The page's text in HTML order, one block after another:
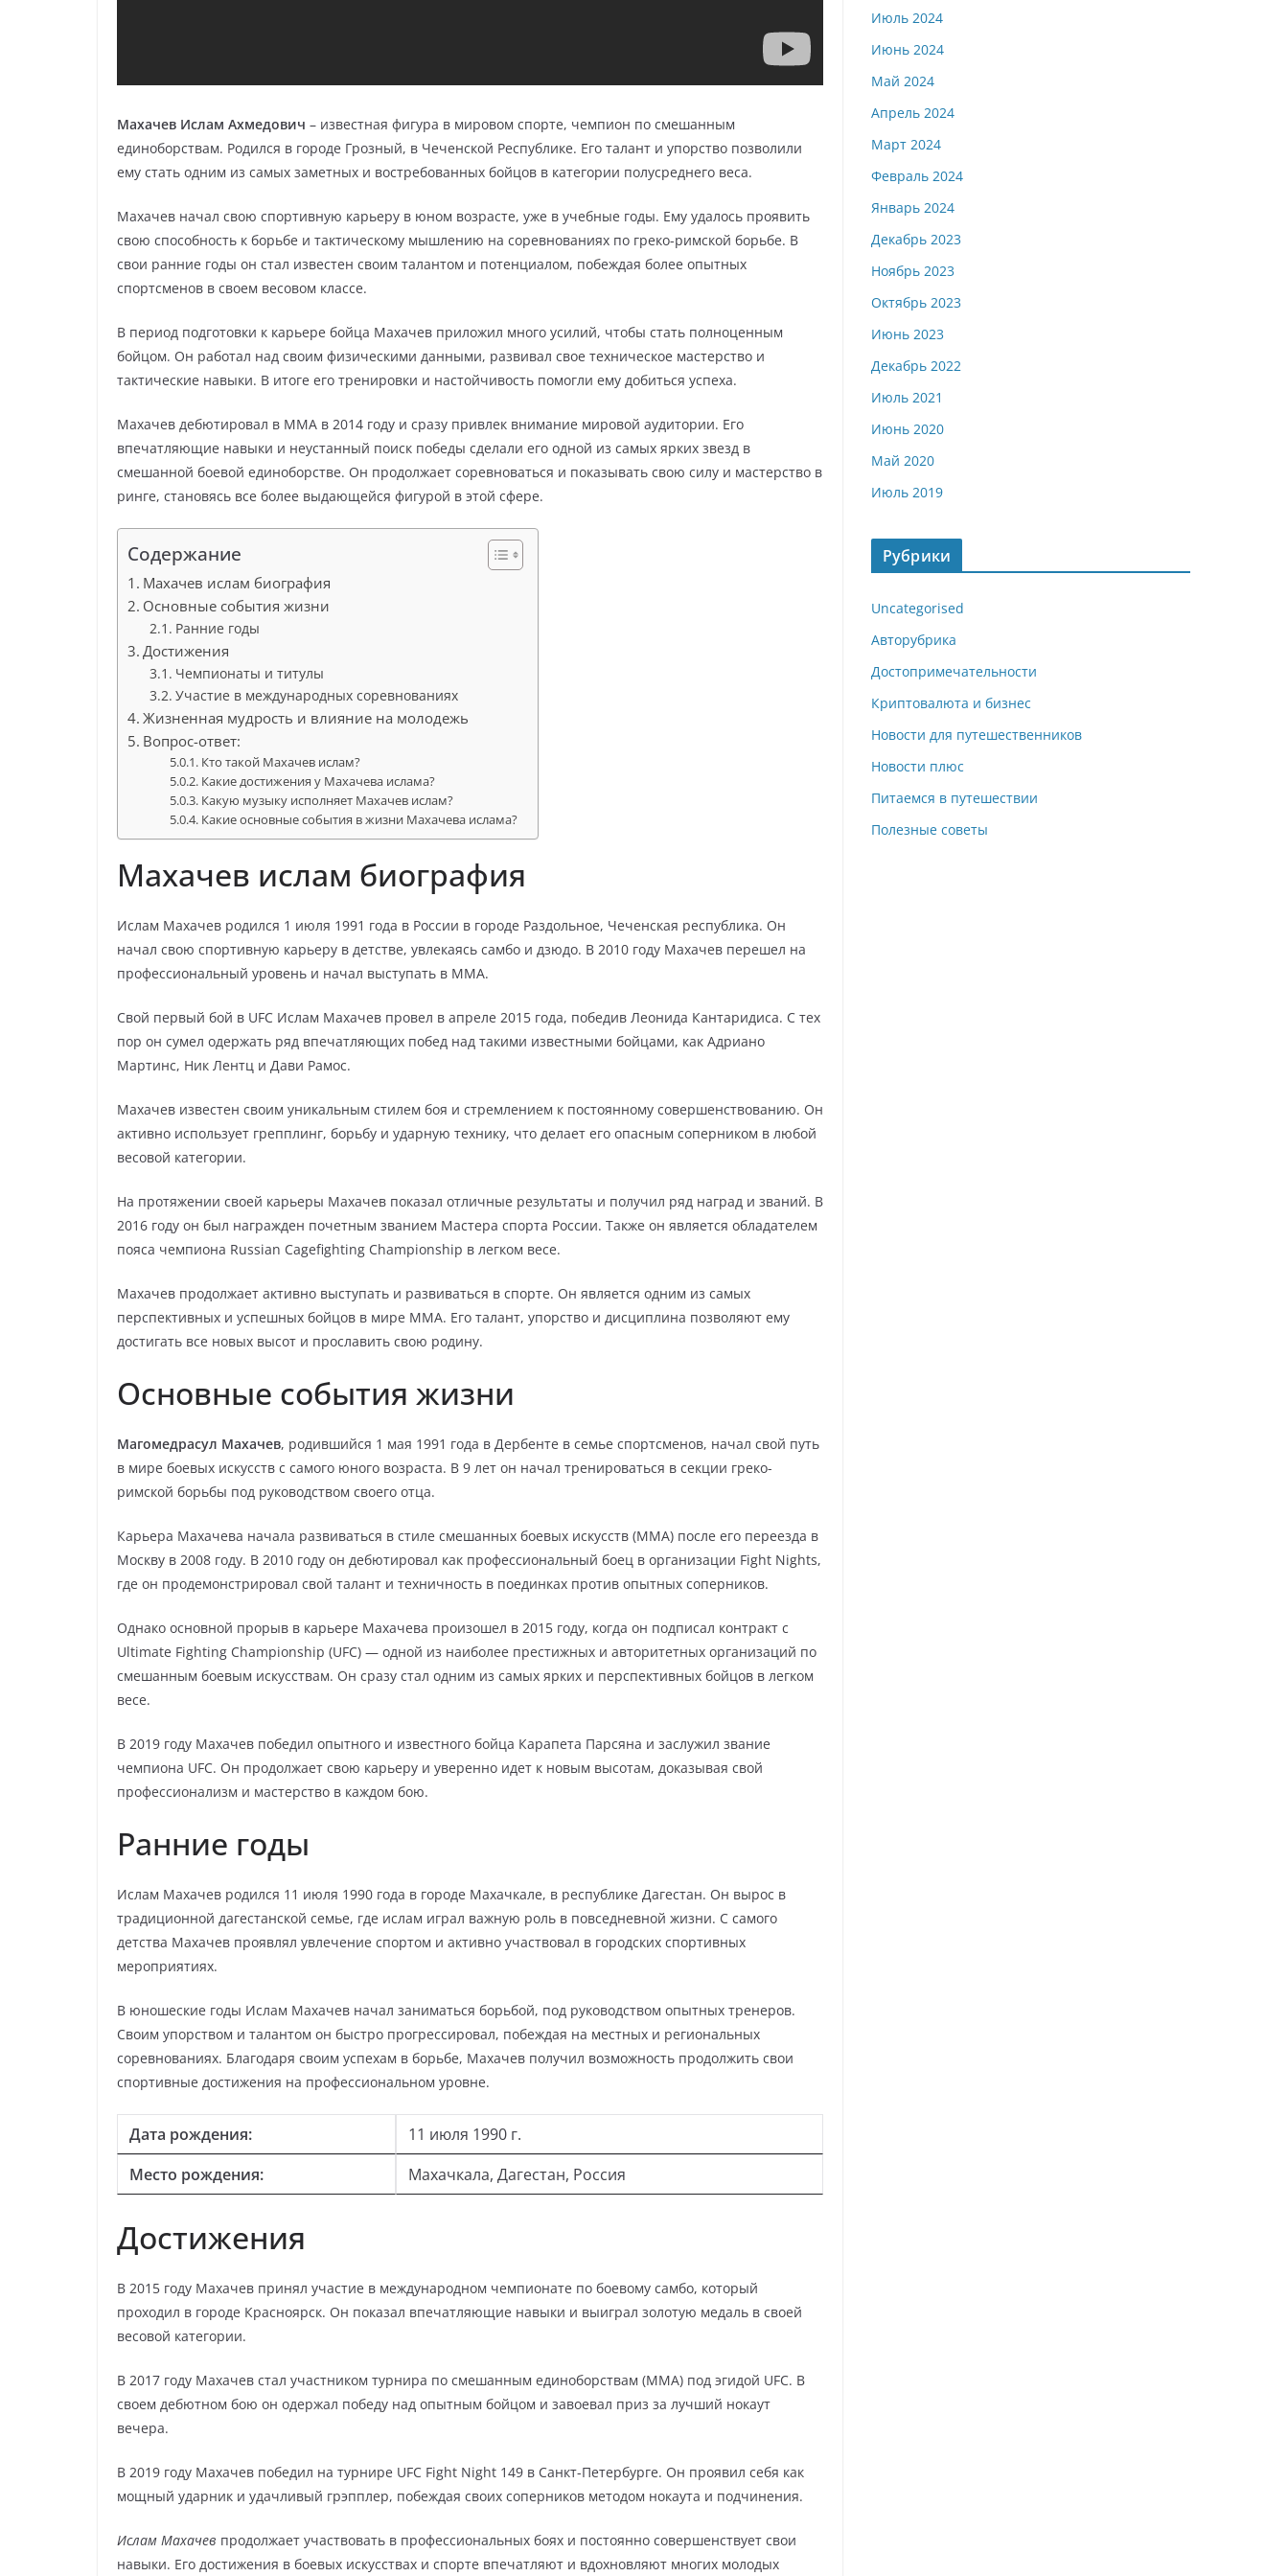
Махачев Ислам Ахмедович – известная фигура в мировом спорте, чемпион по смешанным
единоборствам. Родился в городе Грозный, в Чеченской Республике. Его талант и упорство позволили
ему стать одним из самых заметных и востребованных бойцов в категории полусреднего веса.
Махачев начал свою спортивную карьеру в юном возрасте, уже в учебные годы. Ему удалось проявить
свою способность к борьбе и тактическому мышлению на соревнованиях по греко-римской борьбе. В
свои ранние годы он стал известен своим талантом и потенциалом, побеждая более опытных
спортсменов в своем весовом классе.
В период подготовки к карьере бойца Махачев приложил много усилий, чтобы стать полноценным
бойцом. Он работал над своим физическими данными, развивал свое техническое мастерство и
тактические навыки. В итоге его тренировки и настойчивость помогли ему добиться успеха.
Махачев дебютировал в ММА в 2014 году и сразу привлек внимание мировой аудитории. Его
впечатляющие навыки и неустанный поиск победы сделали его одной из самых ярких звезд в
смешанной боевой единоборстве. Он продолжает соревноваться и показывать свою силу и мастерство в
ринге, становясь все более выдающейся фигурой в этой сфере.
Содержание
Махачев ислам биография
Основные события жизни
Ранние годы
Достижения
Чемпионаты и титулы
Участие в международных соревнованиях
Жизненная мудрость и влияние на молодежь
Вопрос-ответ:
Кто такой Махачев ислам?
Какие достижения у Махачева ислама?
Какую музыку исполняет Махачев ислам?
Какие основные события в жизни Махачева ислама?
Махачев ислам биография
Ислам Махачев родился 1 июля 1991 года в России в городе Раздольное, Чеченская республика. Он
начал свою спортивную карьеру в детстве, увлекаясь самбо и дзюдо. В 2010 году Махачев перешел на
профессиональный уровень и начал выступать в ММА.
Свой первый бой в UFC Ислам Махачев провел в апреле 2015 года, победив Леонида Кантаридиса. С тех
пор он сумел одержать ряд впечатляющих побед над такими известными бойцами, как Адриано
Мартинс, Ник Лентц и Дави Рамос.
Махачев известен своим уникальным стилем боя и стремлением к постоянному совершенствованию. Он
активно использует грепплинг, борьбу и ударную технику, что делает его опасным соперником в любой
весовой категории.
На протяжении своей карьеры Махачев показал отличные результаты и получил ряд наград и званий. В
2016 году он был награжден почетным званием Мастера спорта России. Также он является обладателем
пояса чемпиона Russian Cagefighting Championship в легком весе.
Махачев продолжает активно выступать и развиваться в спорте. Он является одним из самых
перспективных и успешных бойцов в мире ММА. Его талант, упорство и дисциплина позволяют ему
достигать все новых высот и прославить свою родину.
Основные события жизни
Магомедрасул Махачев, родившийся 1 мая 1991 года в Дербенте в семье спортсменов, начал свой путь
в мире боевых искусств с самого юного возраста. В 9 лет он начал тренироваться в секции греко-
римской борьбы под руководством своего отца.
Карьера Махачева начала развиваться в стиле смешанных боевых искусств (MMA) после его переезда в
Москву в 2008 году. В 2010 году он дебютировал как профессиональный боец в организации Fight Nights,
где он продемонстрировал свой талант и техничность в поединках против опытных соперников.
Однако основной прорыв в карьере Махачева произошел в 2015 году, когда он подписал контракт с
Ultimate Fighting Championship (UFC) — одной из наиболее престижных и авторитетных организаций по
смешанным боевым искусствам. Он сразу стал одним из самых ярких и перспективных бойцов в легком
весе.
В 2019 году Махачев победил опытного и известного бойца Карапета Парсяна и заслужил звание
чемпиона UFC. Он продолжает свою карьеру и уверенно идет к новым высотам, доказывая свой
профессионализм и мастерство в каждом бою.
Ранние годы
Ислам Махачев родился 11 июля 1990 года в городе Махачкале, в республике Дагестан. Он вырос в
традиционной дагестанской семье, где ислам играл важную роль в повседневной жизни. С самого
детства Махачев проявлял увлечение спортом и активно участвовал в городских спортивных
мероприятиях.
В юношеские годы Ислам Махачев начал заниматься борьбой, под руководством опытных тренеров.
Своим упорством и талантом он быстро прогрессировал, побеждая на местных и региональных
соревнованиях. Благодаря своим успехам в борьбе, Махачев получил возможность продолжить свои
спортивные достижения на профессиональном уровне.
Дата рождения:
11 июля 1990 г.
Место рождения:
Махачкала, Дагестан, Россия
Достижения
В 2015 году Махачев принял участие в международном чемпионате по боевому самбо, который
проходил в городе Красноярск. Он показал впечатляющие навыки и выиграл золотую медаль в своей
весовой категории.
В 2017 году Махачев стал участником турнира по смешанным единоборствам (MMA) под эгидой UFC. В
своем дебютном бою он одержал победу над опытным бойцом и завоевал приз за лучший нокаут
вечера.
В 2019 году Махачев победил на турнире UFC Fight Night 149 в Санкт-Петербурге. Он проявил себя как
мощный ударник и удачливый грэпплер, побеждая своих соперников методом нокаута и подчинения.
Ислам Махачев продолжает участвовать в профессиональных боях и постоянно совершенствует свои
навыки. Его достижения в боевых искусствах и спорте впечатляют и вдохновляют многих молодых
Июль 2024
Июнь 2024
Май 2024
Апрель 2024
Март 2024
Февраль 2024
Январь 2024
Декабрь 2023
Ноябрь 2023
Октябрь 2023
Июнь 2023
Декабрь 2022
Июль 2021
Июнь 2020
Май 2020
Июль 2019
Рубрики
Uncategorised
Авторубрика
Достопримечательности
Криптовалюта и бизнес
Новости для путешественников
Новости плюс
Питаемся в путешествии
Полезные советы